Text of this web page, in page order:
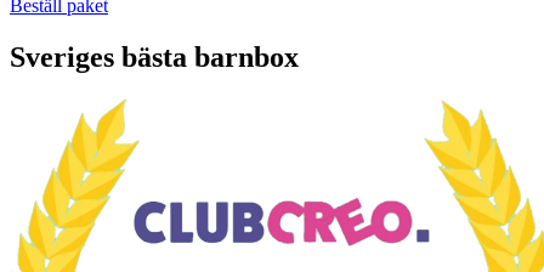
Beställ paket
Sveriges bästa barnbox